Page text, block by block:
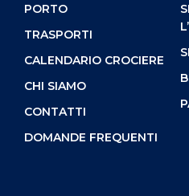
PORTO
TRASPORTI
CALENDARIO CROCIERE
CHI SIAMO
CONTATTI
DOMANDE FREQUENTI